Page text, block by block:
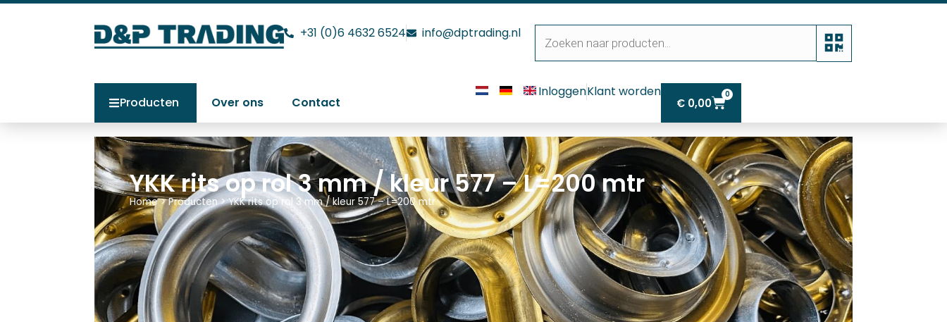
+31 (0)6 4632 6524 info@dptrading.nl
Producten Over ons Contact
InloggenKlant worden
€ 0,00
0
YKK rits op rol 3 mm / kleur 577 – L=200 mtr
Home>Producten>YKK rits op rol 3 mm / kleur 577 – L=200 mtr